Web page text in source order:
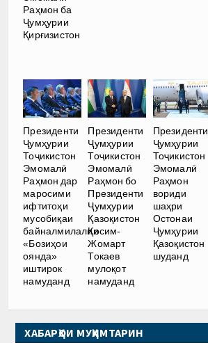
Раҳмон ба
Ҷумҳурии
Қирғизистон
Президенти
Ҷумҳурии
Тоҷикистон
Эмомалӣ
Раҳмон дар
маросими
ифтитоҳи
мусобиқаи
байналмилалии
«Бозиҳои
оянда»
иштирок
намуданд
Президенти
Ҷумҳурии
Тоҷикистон
Эмомалӣ
Раҳмон бо
Президенти
Ҷумҳурии
Қазоқистон
Қосим-
Жомарт
Токаев
мулоқот
намуданд
Президенти
Ҷумҳурии
Тоҷикистон
Эмомалӣ
Раҳмон
вориди
шаҳри
Остонаи
Ҷумҳурии
Қазоқистон
шуданд
ХАБАРҲОИ МУҲИМТАРИН